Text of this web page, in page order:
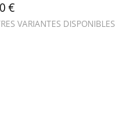
€
VARIANTES DISPONIBLES